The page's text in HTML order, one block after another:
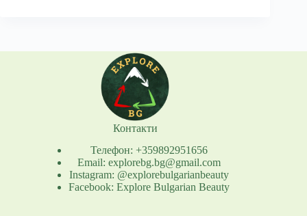
Контакти
Телефон: +359892951656
Email: explorebg.bg@gmail.com
Instagram: @explorebulgarianbeauty
Facebook: Explore Bulgarian Beauty